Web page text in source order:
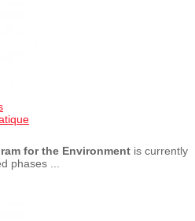
for the Environment is currently
phases ...